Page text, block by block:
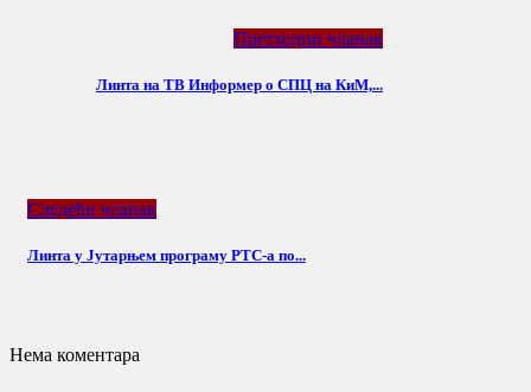
Претходни чланак
Линта на ТВ Информер о СПЦ на КиМ,...
Следећи чланак
Линта у Јутарњем програму РТС-а по...
Нема коментара